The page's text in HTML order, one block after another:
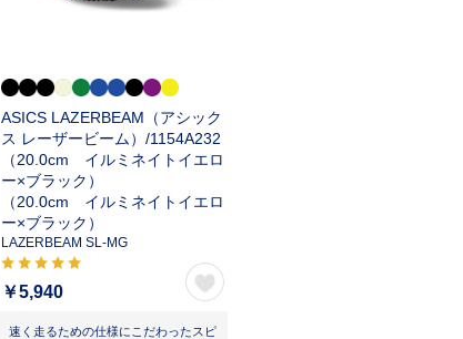
ASICS LAZERBEAM（アシック
ス レーザービーム）/1154A232
（20.0cm イルミネイトイエロ
ー×ブラック）
（20.0cm イルミネイトイエロ
ー×ブラック）
LAZERBEAM SL-MG
￥5,940
速く走るための仕様にこだわったスピ